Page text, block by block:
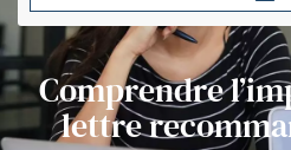
Comprendre
lettre